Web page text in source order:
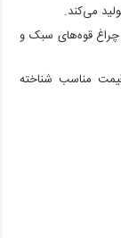
می‌کند.
چراغ قوه‌های سبک و
مناسب شناخته